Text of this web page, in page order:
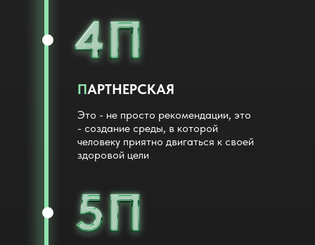
Это - не просто рекомендации, это
- создание среды, в которой
человеку приятно двигаться к своей
здоровой цели
ПАРТНЕРСКАЯ